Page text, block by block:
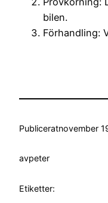
bilen.
Förhandling:
Publiceratnovember
avpeter
Etiketter: